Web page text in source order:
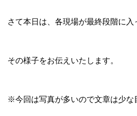
さて本日は、各現場が最終段階に
その様子をお伝えいたします。
※今回は写真が多いので文章は少な